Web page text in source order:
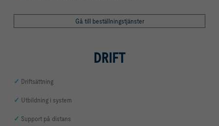
Gå till beställningstjänster
DRIFT
✓ Driftsättning
✓ Utbildning i system
✓ Support på distans